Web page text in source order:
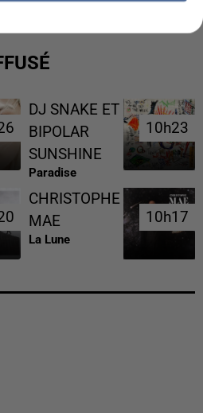
DJ SNAKE ET
BIPOLAR
SUNSHINE
Paradise
10h23
10h23
CHRISTOPHE
MAE
La Lune
10h17
10h17